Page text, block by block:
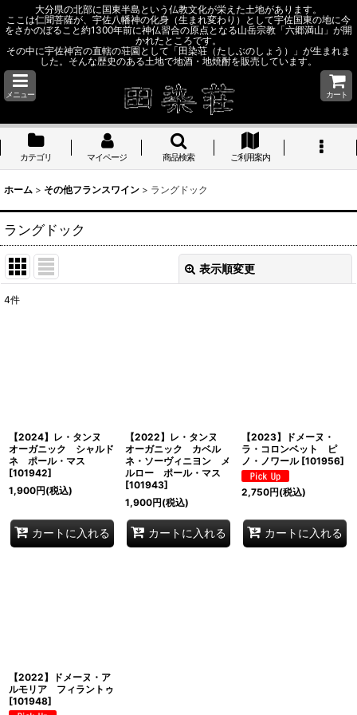
大分県の北部に国東半島という仏教文化が栄えた土地があります。
ここは仁聞菩薩が、宇佐八幡神の化身（生まれ変わり）として宇佐国東の地に今
をさかのぼること約1300年前に神仏習合の原点となる山岳宗教「六郷満山」が開
かれたところです。
その中に宇佐神宮の直轄の荘園として「田染荘（たしぶのしょう）」が生まれま
した。そんな歴史のある土地で地酒・地焼酎を販売しています。
メニュー カート
カテゴリ マイページ 商品検索 ご利用案内
ホーム > その他フランスワイン > ラングドック
ラングドック
表示順変更
4件
【2024】レ・タンヌ
オーガニック シャルド
ネ ポール・マス
[101942]
1,900円(税込)
カートに入れる
【2022】レ・タンヌ
オーガニック カベル
ネ・ソーヴィニヨン メ
ルロー ポール・マス
[101943]
1,900円(税込)
カートに入れる
【2023】ドメーヌ・
ラ・コロンベット ピ
ノ・ノワール [101956]
2,750円(税込)
カートに入れる
【2022】ドメーヌ・ア
ルモリア フィラントゥ
[101948]